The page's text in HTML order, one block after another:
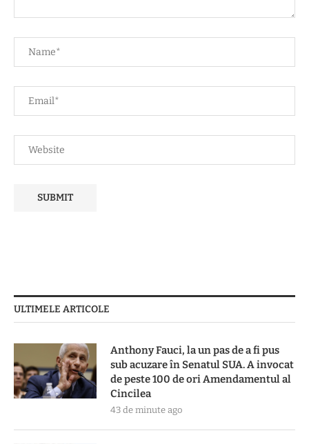
ULTIMELE ARTICOLE
Anthony Fauci, la un pas de a fi pus
sub acuzare în Senatul SUA. A invocat
de peste 100 de ori Amendamentul al
Cincilea
43 de minute ago